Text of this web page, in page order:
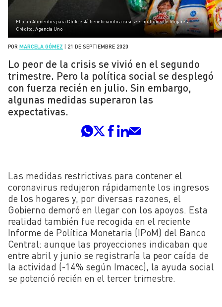
El plan Alimentos para Chile está beneficiando a casi seis millones de hogares.
Crédito: Agencia Uno
POR MARCELA GÓMEZ 21 DE SEPTIEMBRE 2020
Lo peor de la crisis se vivió en el segundo
trimestre. Pero la política social se desplegó
con fuerza recién en julio. Sin embargo,
algunas medidas superaron las
expectativas.
Las medidas restrictivas para contener el
coronavirus redujeron rápidamente los ingresos
de los hogares y, por diversas razones, el
Gobierno demoró en llegar con los apoyos. Esta
realidad también fue recogida en el reciente
Informe de Política Monetaria (IPoM) del Banco
Central: aunque las proyecciones indicaban que
entre abril y junio se registraría la peor caída de
la actividad (-14% según Imacec), la ayuda social
se potenció recién en el tercer trimestre.